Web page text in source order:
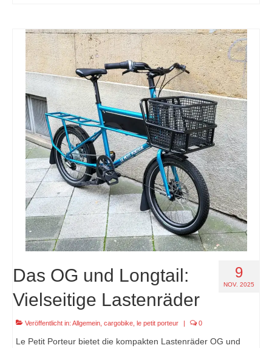
9
NOV. 2025
Das OG und Longtail:
Vielseitige Lastenräder
Veröffentlicht in: Allgemein cargobike le petit porteur | 0
Le Petit Porteur bietet die kompakten Lastenräder OG und